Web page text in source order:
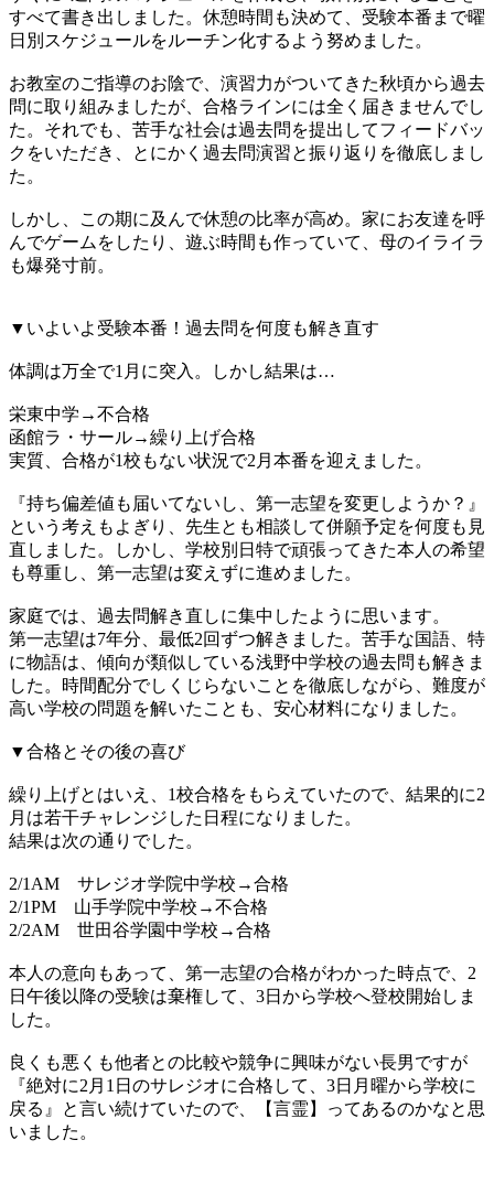
すべて書き出しました。休憩時間も決めて、受験本番まで曜
日別スケジュールをルーチン化するよう努めました。
お教室のご指導のお陰で、演習力がついてきた秋頃から過去
問に取り組みましたが、合格ラインには全く届きませんでし
た。それでも、苦手な社会は過去問を提出してフィードバッ
クをいただき、とにかく過去問演習と振り返りを徹底しまし
た。
しかし、この期に及んで休憩の比率が高め。家にお友達を呼
んでゲームをしたり、遊ぶ時間も作っていて、母のイライラ
も爆発寸前。
▼いよいよ受験本番！過去問を何度も解き直す
体調は万全で1月に突入。しかし結果は…
栄東中学→不合格
函館ラ・サール→繰り上げ合格
実質、合格が1校もない状況で2月本番を迎えました。
『持ち偏差値も届いてないし、第一志望を変更しようか？』
という考えもよぎり、先生とも相談して併願予定を何度も見
直しました。しかし、学校別日特で頑張ってきた本人の希望
も尊重し、第一志望は変えずに進めました。
家庭では、過去問解き直しに集中したように思います。
第一志望は7年分、最低2回ずつ解きました。苦手な国語、特
に物語は、傾向が類似している浅野中学校の過去問も解きま
した。時間配分でしくじらないことを徹底しながら、難度が
高い学校の問題を解いたことも、安心材料になりました。
▼合格とその後の喜び
繰り上げとはいえ、1校合格をもらえていたので、結果的に2
月は若干チャレンジした日程になりました。
結果は次の通りでした。
2/1AM サレジオ学院中学校→合格
2/1PM 山手学院中学校→不合格
2/2AM 世田谷学園中学校→合格
本人の意向もあって、第一志望の合格がわかった時点で、2
日午後以降の受験は棄権して、3日から学校へ登校開始しま
した。
良くも悪くも他者との比較や競争に興味がない長男ですが
『絶対に2月1日のサレジオに合格して、3日月曜から学校に
戻る』と言い続けていたので、【言霊】ってあるのかなと思
いました。